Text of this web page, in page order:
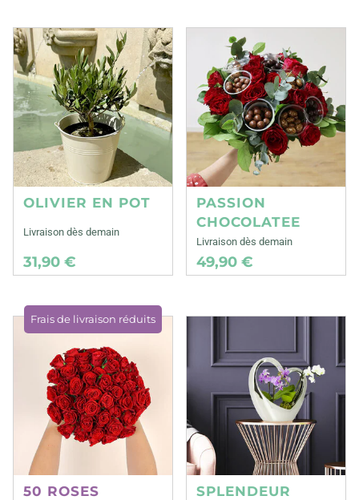
OLIVIER EN POT
Livraison dès demain
31,90 €
PASSION
CHOCOLATEE
Livraison dès demain
49,90 €
Frais de livraison réduits
50 ROSES
SPLENDEUR